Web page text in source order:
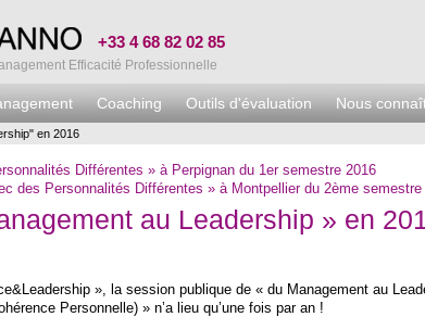
+33 4 68 82 02 85
Efficacité Professionnelle
Coaching Outils d'évaluation Nous
en 2016
Différentes » à Perpignan du 1er semestre 2016
des Personnalités Différentes » à Montpellier du 2ème semestre
au Leadership » en
», la session publique de « du Management au
Personnelle) » n’a lieu qu’une fois par an !